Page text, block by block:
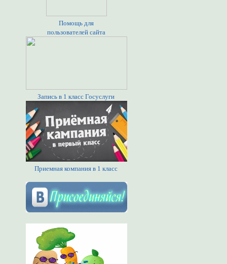
Помощь для
пользователей сайта
Запись в 1 класс Госуслуги
Приемная компания в 1 класс